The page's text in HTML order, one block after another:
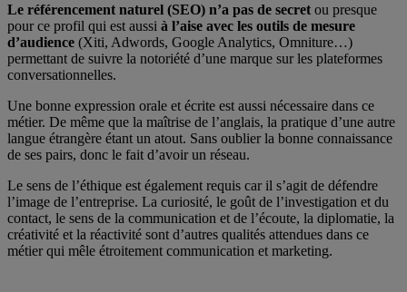
Le référencement naturel (SEO) n’a pas de secret ou presque
pour ce profil qui est aussi à l’aise avec les outils de mesure
d’audience (Xiti, Adwords, Google Analytics, Omniture…)
permettant de suivre la notoriété d’une marque sur les plateformes
conversationnelles.
Une bonne expression orale et écrite est aussi nécessaire dans ce
métier. De même que la maîtrise de l’anglais, la pratique d’une autre
langue étrangère étant un atout. Sans oublier la bonne connaissance
de ses pairs, donc le fait d’avoir un réseau.
Le sens de l’éthique est également requis car il s’agit de défendre
l’image de l’entreprise. La curiosité, le goût de l’investigation et du
contact, le sens de la communication et de l’écoute, la diplomatie, la
créativité et la réactivité sont d’autres qualités attendues dans ce
métier qui mêle étroitement communication et marketing.